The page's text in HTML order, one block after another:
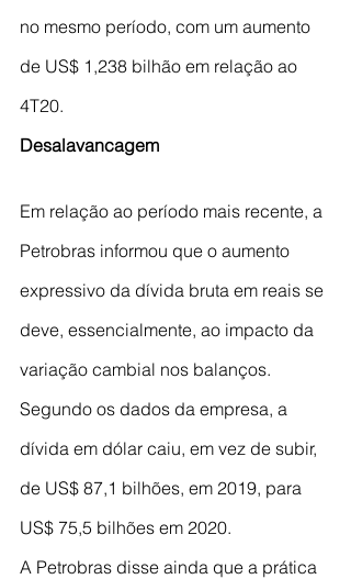
no mesmo período, com um aumento
de US$ 1,238 bilhão em relação ao
4T20.
Desalavancagem
Em relação ao período mais recente, a
Petrobras informou que o aumento
expressivo da dívida bruta em reais se
deve, essencialmente, ao impacto da
variação cambial nos balanços.
Segundo os dados da empresa, a
dívida em dólar caiu, em vez de subir,
de US$ 87,1 bilhões, em 2019, para
US$ 75,5 bilhões em 2020.
A Petrobras disse ainda que a prática